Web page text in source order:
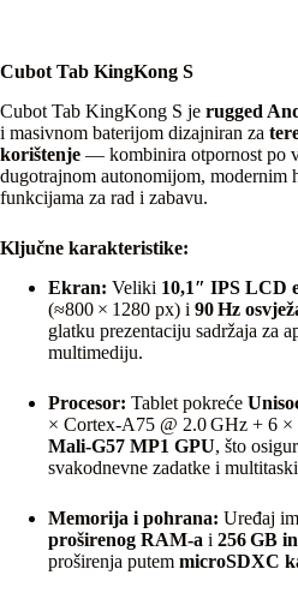
Cubot Tab KingKong S
Cubot Tab KingKong S je rugged
i masivnom baterijom dizajniran za
korištenje — kombinira otpornost po
dugotrajnom autonomijom, modernim
funkcijama za rad i zabavu.
Ključne karakteristike:
Ekran: Veliki 10,1″ IPS LCD
(≈800 × 1280 px) i 90 Hz
glatku prezentaciju sadržaja za
multimediju.
Procesor: Tablet pokreće
× Cortex‑A75 @ 2.0 GHz + 6
Mali‑G57 MP1 GPU, što
svakodnevne zadatke i
Memorija i pohrana: Uređaj
proširenog RAM‑a i 256 GB
proširenja putem microSDXC